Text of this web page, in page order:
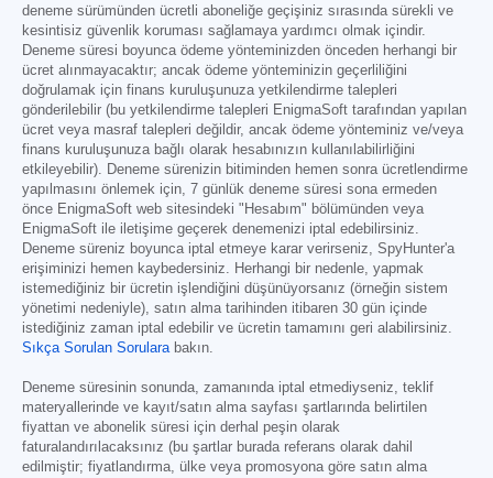
deneme sürümünden ücretli aboneliğe geçişiniz sırasında sürekli ve
kesintisiz güvenlik koruması sağlamaya yardımcı olmak içindir.
Deneme süresi boyunca ödeme yönteminizden önceden herhangi bir
ücret alınmayacaktır; ancak ödeme yönteminizin geçerliliğini
doğrulamak için finans kuruluşunuza yetkilendirme talepleri
gönderilebilir (bu yetkilendirme talepleri EnigmaSoft tarafından yapılan
ücret veya masraf talepleri değildir, ancak ödeme yönteminiz ve/veya
finans kuruluşunuza bağlı olarak hesabınızın kullanılabilirliğini
etkileyebilir). Deneme sürenizin bitiminden hemen sonra ücretlendirme
yapılmasını önlemek için, 7 günlük deneme süresi sona ermeden
önce EnigmaSoft web sitesindeki "Hesabım" bölümünden veya
EnigmaSoft ile iletişime geçerek denemenizi iptal edebilirsiniz.
Deneme süreniz boyunca iptal etmeye karar verirseniz, SpyHunter'a
erişiminizi hemen kaybedersiniz. Herhangi bir nedenle, yapmak
istemediğiniz bir ücretin işlendiğini düşünüyorsanız (örneğin sistem
yönetimi nedeniyle), satın alma tarihinden itibaren 30 gün içinde
istediğiniz zaman iptal edebilir ve ücretin tamamını geri alabilirsiniz.
Sıkça Sorulan Sorularabakın.
Deneme süresinin sonunda, zamanında iptal etmediyseniz, teklif
materyallerinde ve kayıt/satın alma sayfası şartlarında belirtilen
fiyattan ve abonelik süresi için derhal peşin olarak
faturalandırılacaksınız (bu şartlar burada referans olarak dahil
edilmiştir; fiyatlandırma, ülke veya promosyona göre satın alma